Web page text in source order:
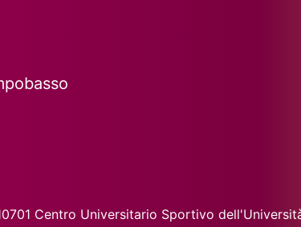
Centro Universitario Sportivo